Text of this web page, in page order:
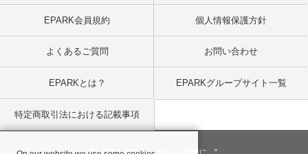
EPARK会員規約 個人情報保護方針
よくあるご質問 お問い合わせ
EPARKとは？ EPARKグループサイト一覧
特定商取引法における記載事項
"一回のお客様を、一生のお客様に。"